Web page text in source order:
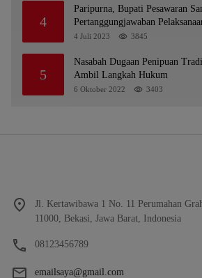
4
Paripurna, Bupati Pesawaran
Pertanggungjawaban
4 Juli 2023 3845
5
Nasabah Dugaan Penipuan
Ambil Langkah Hukum
6 Oktober 2022 3403
Jl. Kertawibawa 1 No. 11 Perumahan
11000, Bekasi, Jawa Barat, Indonesia
08123456789
emailsaya@gmail.com